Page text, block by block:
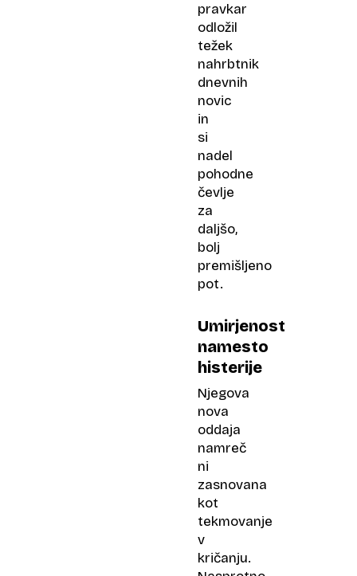
pravkar
odložil
težek
nahrbtnik
dnevnih
novic
in
si
nadel
pohodne
čevlje
za
daljšo,
bolj
premišljeno
pot.
Umirjenost
namesto
histerije
Njegova
nova
oddaja
namreč
ni
zasnovana
kot
tekmovanje
v
kričanju.